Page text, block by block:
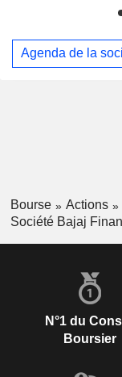
Agenda de la
Bourse Actions
Société Bajaj
N°1 du
Boursier